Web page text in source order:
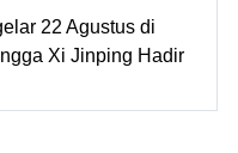
22 Agustus di
Xi Jinping Hadir